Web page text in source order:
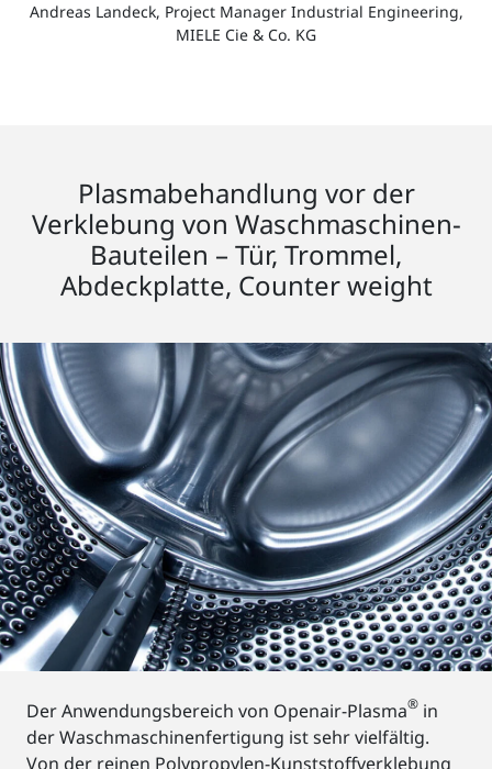
Andreas Landeck, Project Manager Industrial Engineering,
MIELE Cie & Co. KG
Plasmabehandlung vor der
Verklebung von Waschmaschinen-
Bauteilen – Tür, Trommel,
Abdeckplatte, Counter weight
Der Anwendungsbereich von Openair-Plasma® in
der Waschmaschinenfertigung ist sehr vielfältig.
Von der reinen Polypropylen-Kunststoffverklebung